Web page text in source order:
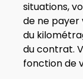
situations,
de ne payer
du
du contrat.
fonction de